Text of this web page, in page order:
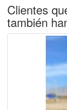
Clientes
también